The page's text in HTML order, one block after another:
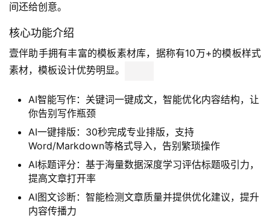
间还给创意。
核心功能介绍
壹伴助手拥有丰富的模板素材库，据称有10万+的模板样式
素材，模板设计优势明显。